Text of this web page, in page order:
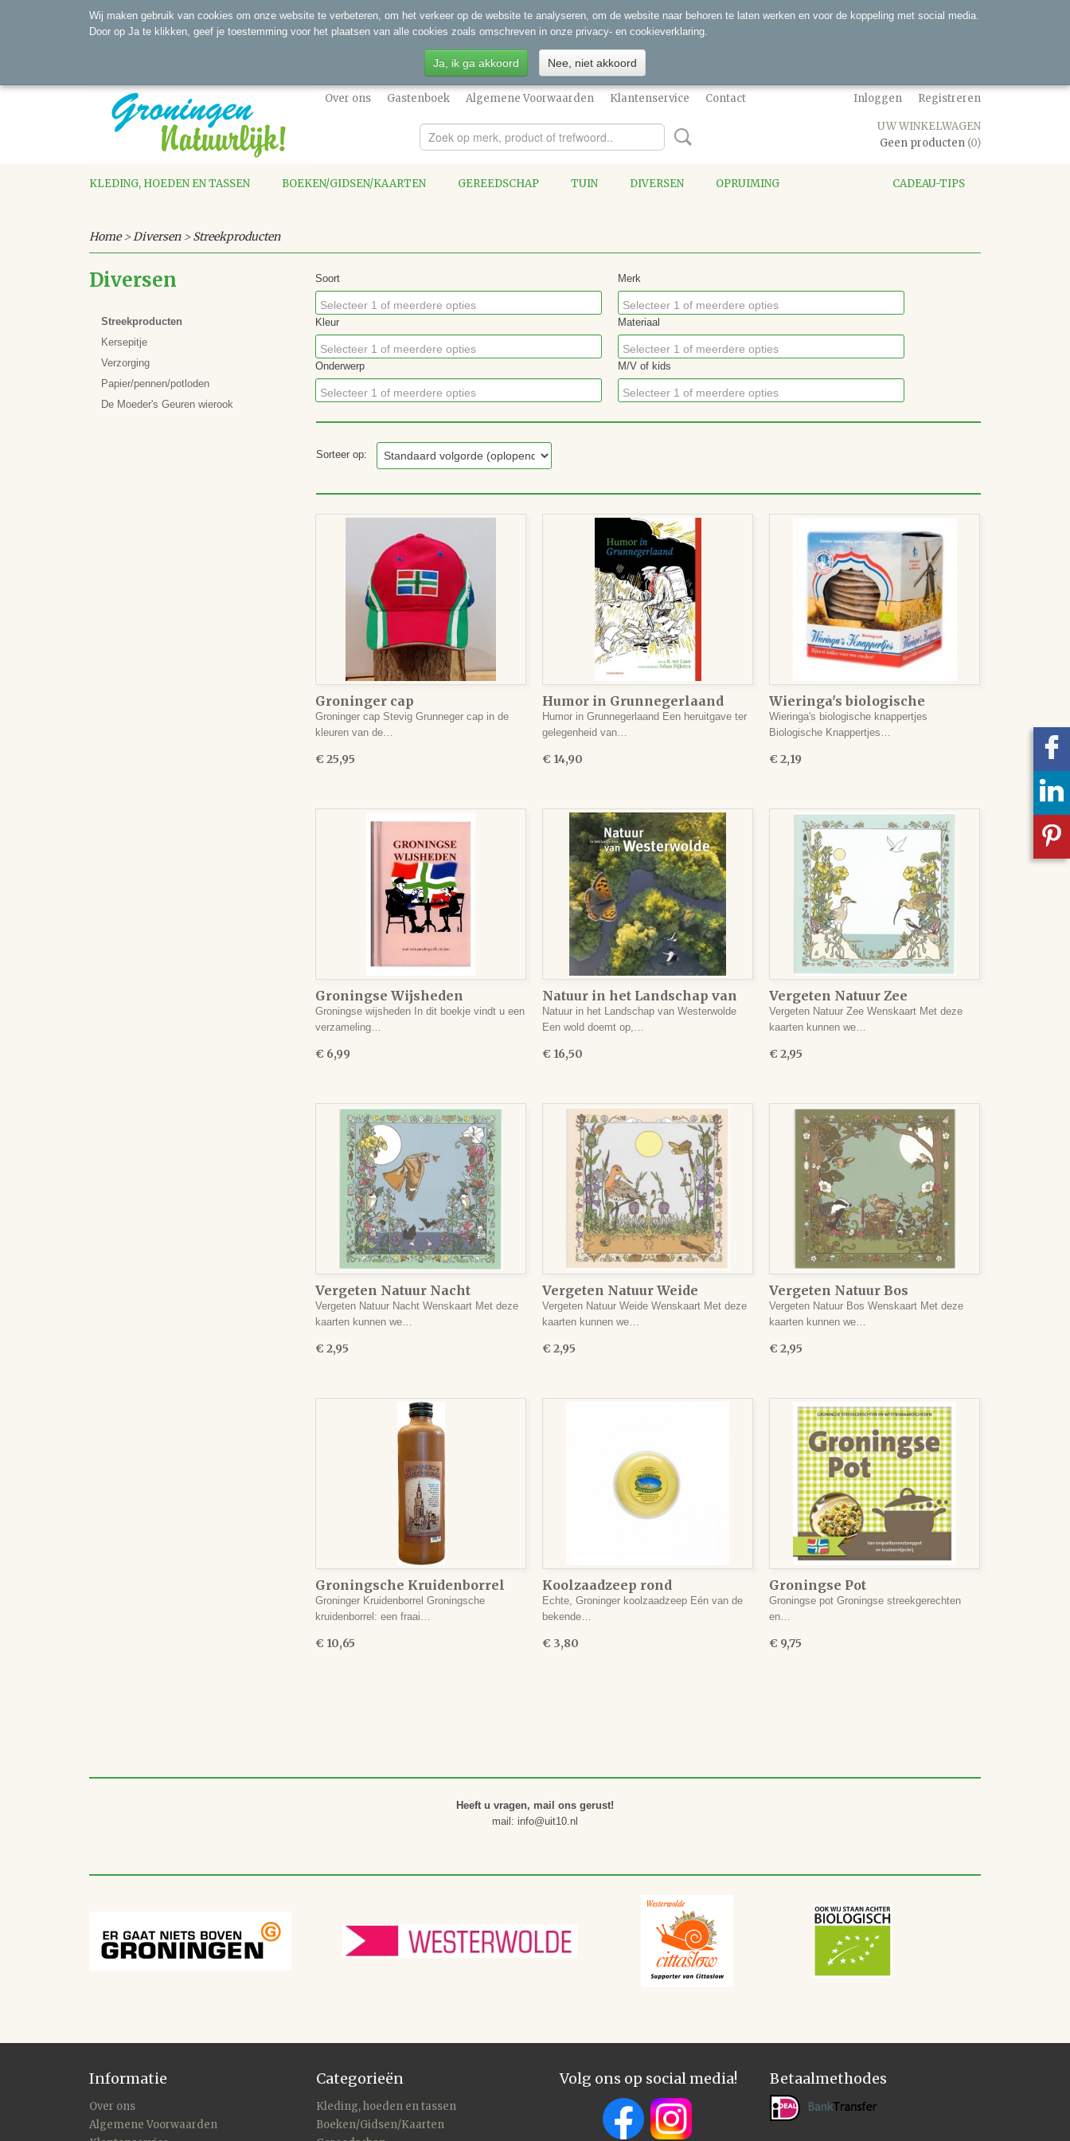
Over ons Gastenboek Algemene Voorwaarden Klantenservice Contact Inloggen Registreren
UW WINKELWAGEN
Geen producten (0)
CADEAU-TIPS
KLEDING, HOEDEN EN TASSEN BOEKEN/GIDSEN/KAARTEN GEREEDSCHAP TUIN DIVERSEN OPRUIMING
Home>Diversen>Streekproducten
Diversen
Streekproducten
Kersepitje
Verzorging
Papier/pennen/potloden
De Moeder's Geuren wierook
Soort
Selecteer 1 of meerdere opties
Merk
Selecteer 1 of meerdere opties
Kleur
Selecteer 1 of meerdere opties
Materiaal
Selecteer 1 of meerdere opties
Onderwerp
Selecteer 1 of meerdere opties
M/V of kids
Selecteer 1 of meerdere opties
Sorteer op:
Groninger cap
Groninger cap Stevig Grunneger cap in de
kleuren van de…
€ 25,95
Humor in Grunnegerlaand
Humor in Grunnegerlaand Een heruitgave ter
gelegenheid van…
€ 14,90
Wieringa's biologische
knappertjes
Wieringa's biologische knappertjes
Biologische Knappertjes…
€ 2,19
Groningse Wijsheden
Groningse wijsheden In dit boekje vindt u een
verzameling…
€ 6,99
Natuur in het Landschap van
Westerwolde
Natuur in het Landschap van Westerwolde
Een wold doemt op,…
€ 16,50
Vergeten Natuur Zee
Wenskaart
Vergeten Natuur Zee Wenskaart Met deze
kaarten kunnen we…
€ 2,95
Vergeten Natuur Nacht
Wenskaart
Vergeten Natuur Nacht Wenskaart Met deze
kaarten kunnen we…
€ 2,95
Vergeten Natuur Weide
Wenskaart
Vergeten Natuur Weide Wenskaart Met deze
kaarten kunnen we…
€ 2,95
Vergeten Natuur Bos
Wenskaart
Vergeten Natuur Bos Wenskaart Met deze
kaarten kunnen we…
€ 2,95
Groningsche Kruidenborrel
Groninger Kruidenborrel Groningsche
kruidenborrel: een fraai…
€ 10,65
Koolzaadzeep rond
Echte, Groninger koolzaadzeep Eén van de
bekende…
€ 3,80
Groningse Pot
Groningse pot Groningse streekgerechten
en…
€ 9,75
Heeft u vragen, mail ons gerust!
mail: info@uit10.nl
Informatie
Over ons
Algemene Voorwaarden
Categorieën
Kleding, hoeden en tassen
Boeken/Gidsen/Kaarten
Volg ons op social media! Betaalmethodes
Wij maken gebruik van cookies om onze website te verbeteren, om het verkeer op de website te analyseren, om de website naar behoren te laten werken en voor de koppeling met social media.
Door op Ja te klikken, geef je toestemming voor het plaatsen van alle cookies zoals omschreven in onze privacy- en cookieverklaring.
Ja, ik ga akkoord Nee, niet akkoord